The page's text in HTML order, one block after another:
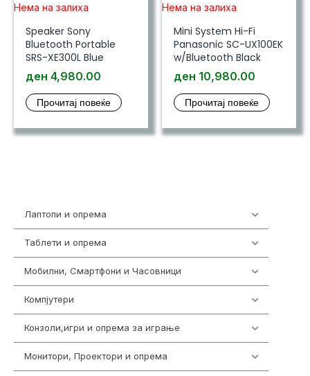
Лаптопи и опрема
Таблети и опрема
Мобилни, Смартфони и Часовници
Компјутери
Конзоли,игри и опрема за играње
Монитори, Проектори и опрема
Нема на залиха
Speaker Sony
Bluetooth Portable
SRS-XE300L Blue
ден 4,980.00
Прочитај повеќе
Нема на залиха
Mini System Hi-Fi
Panasonic SC-UX100EK
w/Bluetooth Black
ден 10,980.00
Прочитај повеќе